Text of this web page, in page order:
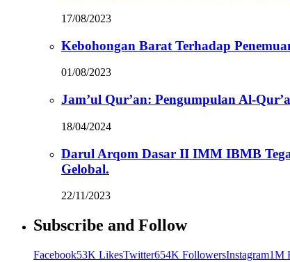
17/08/2023
Kebohongan Barat Terhadap
01/08/2023
Jam’ul Qur’an: Pengumpulan Al-
18/04/2024
Darul Arqom Dasar II IMM IBMB
Gelobal.
22/11/2023
Subscribe and Follow
Facebook53K LikesTwitter654K FollowersInstagram1M